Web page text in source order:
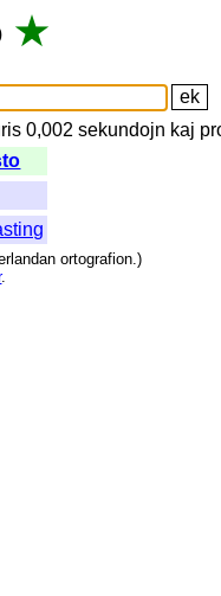
★
0,002sekundojn kaj
ortografion.)
.